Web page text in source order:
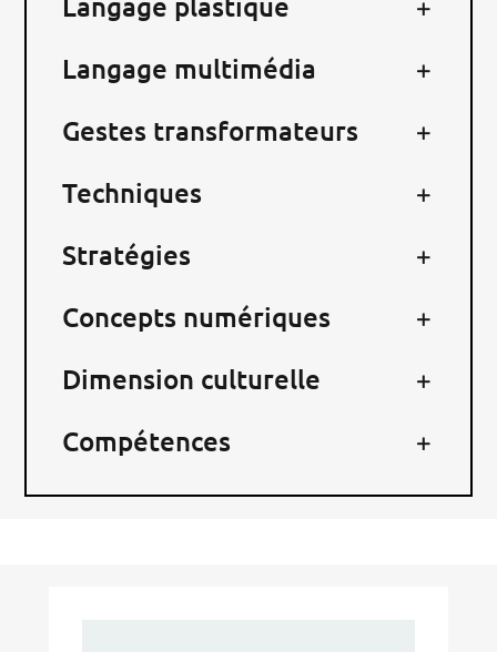
Langage multimédia
Gestes transformateurs
Techniques
Stratégies
Concepts numériques
Dimension culturelle
Compétences